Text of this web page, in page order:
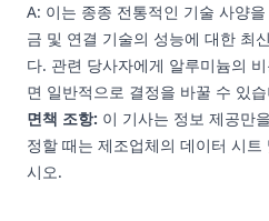
A: 이는 종종 전통적인 기술 사양
금 및 연결 기술의 성능에 대한 최
다. 관련 당사자에게 알루미늄의
면 일반적으로 결정을 바꿀 수 있
면책 조항: 이 기사는 정보 제공만
정할 때는 제조업체의 데이터 시
시오.